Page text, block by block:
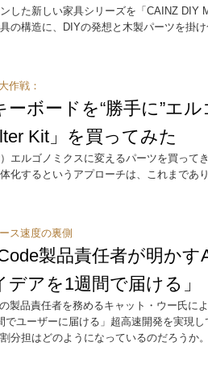
した新しい家具シリーズを「CAINZ DIY
の構造に、DIYの発想と木製パーツを掛
作戦：
ーボードを“勝手に”エ
Kit」を買ってみた
エルゴノミクスに変えるパーツを買って
化するというアプローチは、これまであ
ス速度の裏側
製品責任者が明かす
デアを1週間で届ける」
製品責任者を務めるキャット・ウー氏に
でユーザーに届ける」超高速開発を実現
分担はどのようになっているのだろうか